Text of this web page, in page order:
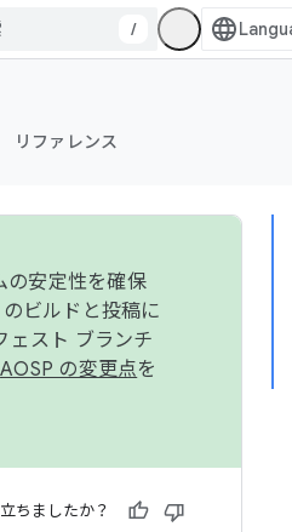
/
リファレンス
の安定性を確保
ビルドと投稿に
ェスト ブランチ
AOSP の変更点を
ちましたか？